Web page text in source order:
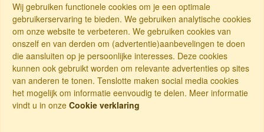
Wij gebruiken functionele cookies om je een optimale
gebruikerservaring te bieden. We gebruiken analytische cookies
om onze website te verbeteren. We gebruiken cookies van
onszelf en van derden om (advertentie)aanbevelingen te doen
die aansluiten op je persoonlijke interesses. Deze cookies
kunnen ook gebruikt worden om relevante advertenties op sites
van anderen te tonen. Tenslotte maken social media cookies
het mogelijk om informatie eenvoudig te delen. Meer informatie
vindt u in onze Cookie verklaring